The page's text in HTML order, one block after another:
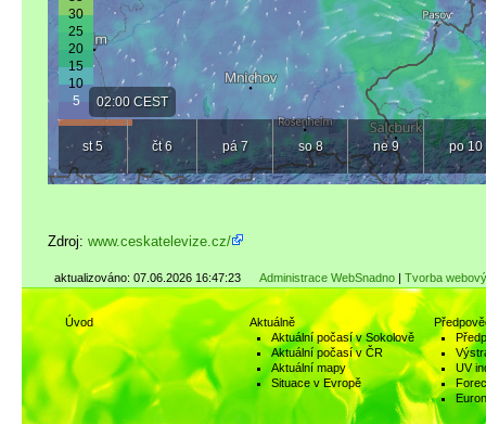
Zdroj: www.ceskatelevize.cz/
Administrace WebSnadno| Tvorba
aktualizováno: 07.06.2026 16:47:23
Úvod
Aktuálně
Aktuální počasí v Sokolově
Aktuální počasí v ČR
Aktuální mapy
Situace v Evropě
UV